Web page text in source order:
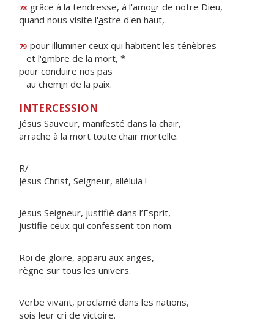
78 grâce à la tendresse, à l'amour de notre Dieu,
quand nous visite l'astre d'en haut,
79 pour illuminer ceux qui habitent les ténèbres
et l'ombre de la mort, *
pour conduire nos pas
au chemin de la paix.
INTERCESSION
Jésus Sauveur, manifesté dans la chair,
arrache à la mort toute chair mortelle.
R/
Jésus Christ, Seigneur, alléluia !
Jésus Seigneur, justifié dans l’Esprit,
justifie ceux qui confessent ton nom.
Roi de gloire, apparu aux anges,
règne sur tous les univers.
Verbe vivant, proclamé dans les nations,
sois leur cri de victoire.